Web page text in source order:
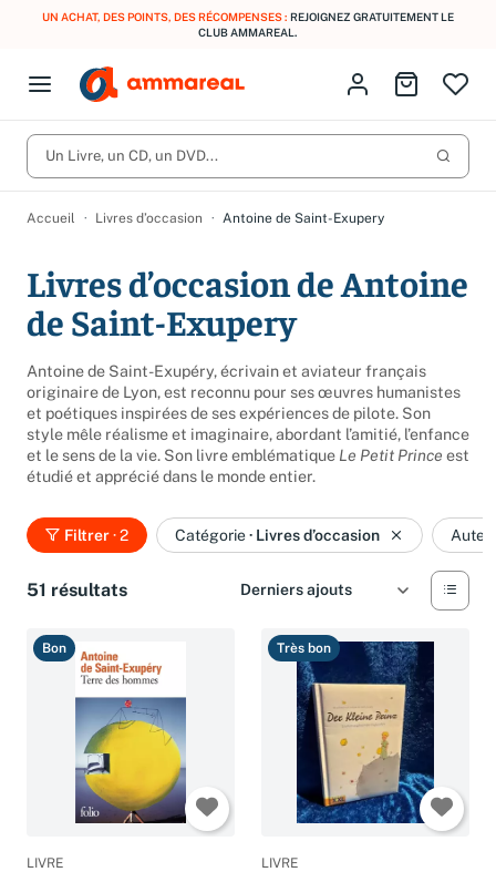
UN ACHAT, DES POINTS, DES RÉCOMPENSES : REJOIGNEZ GRATUITEMENT LE
CLUB AMMAREAL.
Open menu
Fermer le menu
CD d'occasion
Partitions
Culture à 1 €
Meilleures ventes
Nos engagements
Produits Catégories
Vous n'avez pas trouvé l'article que vous cherchiez ?
Activez les notifications dans votre compte pour être alerté dès
qu'il est en stock.
Créer une alerte
Identifiez-vous
Aller au
Un Livre, un CD, un DVD...
Accueil Livres d’occasion Antoine de Saint-Exupery
Livres d’occasion de Antoine
de Saint-Exupery
Antoine de Saint-Exupéry, écrivain et aviateur français
originaire de Lyon, est reconnu pour ses œuvres humanistes
et poétiques inspirées de ses expériences de pilote. Son
style mêle réalisme et imaginaire, abordant l’amitié, l’enfance
et le sens de la vie. Son livre emblématique Le Petit Prince est
étudié et apprécié dans le monde entier.
Filtrer· 2 Catégorie· Livres d’occasion
51 résultats
Bon
LIVRE
Très bon
LIVRE